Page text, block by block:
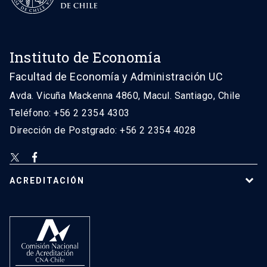
Instituto de Economía
Facultad de Economía y Administración UC
Avda. Vicuña Mackenna 4860, Macul. Santiago, Chile
Teléfono: +56 2 2354 4303
Dirección de Postgrado: +56 2 2354 4028
ACREDITACIÓN